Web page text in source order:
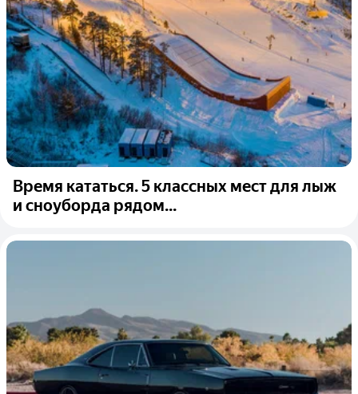
Время кататься. 5 классных мест для лыж
и сноуборда рядом...